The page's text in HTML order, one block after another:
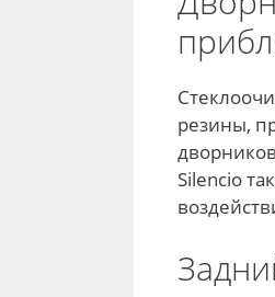
резины,
Silencio